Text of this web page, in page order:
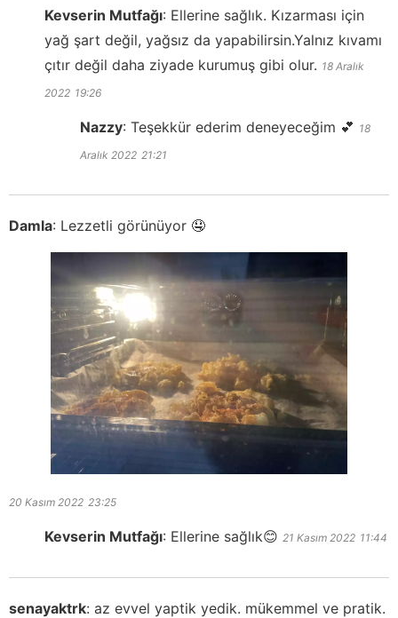
Kevserin Mutfağı: Ellerine sağlık. Kızarması için
yağ şart değil, yağsız da yapabilirsin.Yalnız kıvamı
çıtır değil daha ziyade kurumuş gibi olur. 18 Aralık
2022 19:26
Nazzy: Teşekkür ederim deneyeceğim 💕 18
Aralık 2022 21:21
Damla: Lezzetli görünüyor 🤤
20 Kasım 2022 23:25
Kevserin Mutfağı: Ellerine sağlık😊 21 Kasım 2022 11:44
senayaktrk: az evvel yaptik yedik. mükemmel ve pratik.